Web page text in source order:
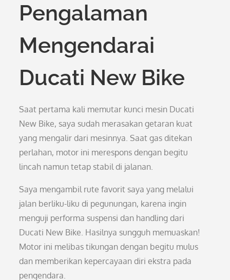
Pengalaman
Mengendarai
Ducati New Bike
Saat pertama kali memutar kunci mesin Ducati
New Bike, saya sudah merasakan getaran kuat
yang mengalir dari mesinnya. Saat gas ditekan
perlahan, motor ini merespons dengan begitu
lincah namun tetap stabil di jalanan.
Saya mengambil rute favorit saya yang melalui
jalan berliku-liku di pegunungan, karena ingin
menguji performa suspensi dan handling dari
Ducati New Bike. Hasilnya sungguh memuaskan!
Motor ini melibas tikungan dengan begitu mulus
dan memberikan kepercayaan diri ekstra pada
pengendara.